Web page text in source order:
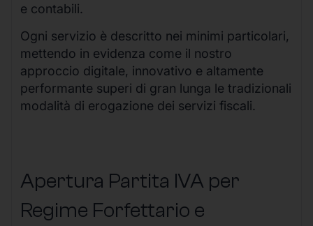
e contabili.
Ogni servizio è descritto nei minimi particolari,
mettendo in evidenza come il nostro
approccio digitale, innovativo e altamente
performante superi di gran lunga le tradizionali
modalità di erogazione dei servizi fiscali.
Apertura Partita IVA per
Regime Forfettario e